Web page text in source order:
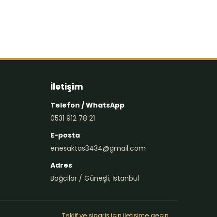
İletişim
Telefon / WhatsApp
0531 912 78 21
E-posta
enesaktas3434@gmail.com
Adres
Bağcılar / Güneşli, İstanbul
Teklif ve sipariş için iletişime geçin